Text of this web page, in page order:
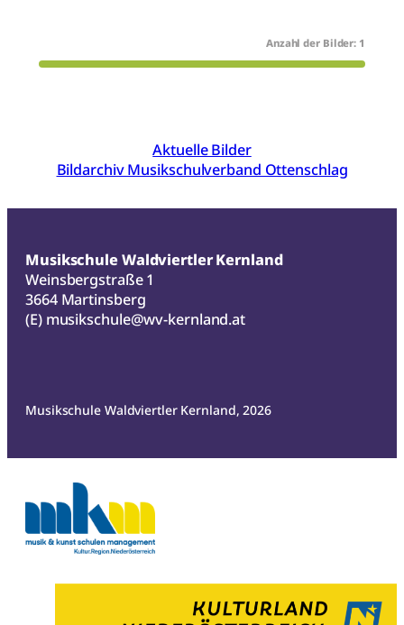
1
Aktuelle Bilder
Bildarchiv Musikschulverband Ottenschlag
Musikschule Waldviertler Kernland
Weinsbergstraße 1
3664 Martinsberg
(E) musikschule@wv-kernland.at
Musikschule Waldviertler Kernland, 2026